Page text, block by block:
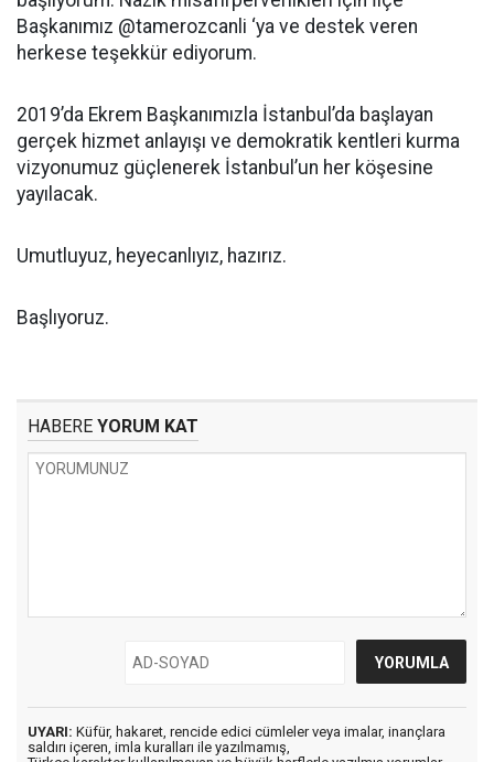
Başkanımız @tamerozcanli ‘ya ve destek veren
herkese teşekkür ediyorum.
2019’da Ekrem Başkanımızla İstanbul’da başlayan
gerçek hizmet anlayışı ve demokratik kentleri kurma
vizyonumuz güçlenerek İstanbul’un her köşesine
yayılacak.
Umutluyuz, heyecanlıyız, hazırız.
Başlıyoruz.
HABERE YORUM KAT
UYARI: Küfür, hakaret, rencide edici cümleler veya imalar, inançlara
saldırı içeren, imla kuralları ile yazılmamış,